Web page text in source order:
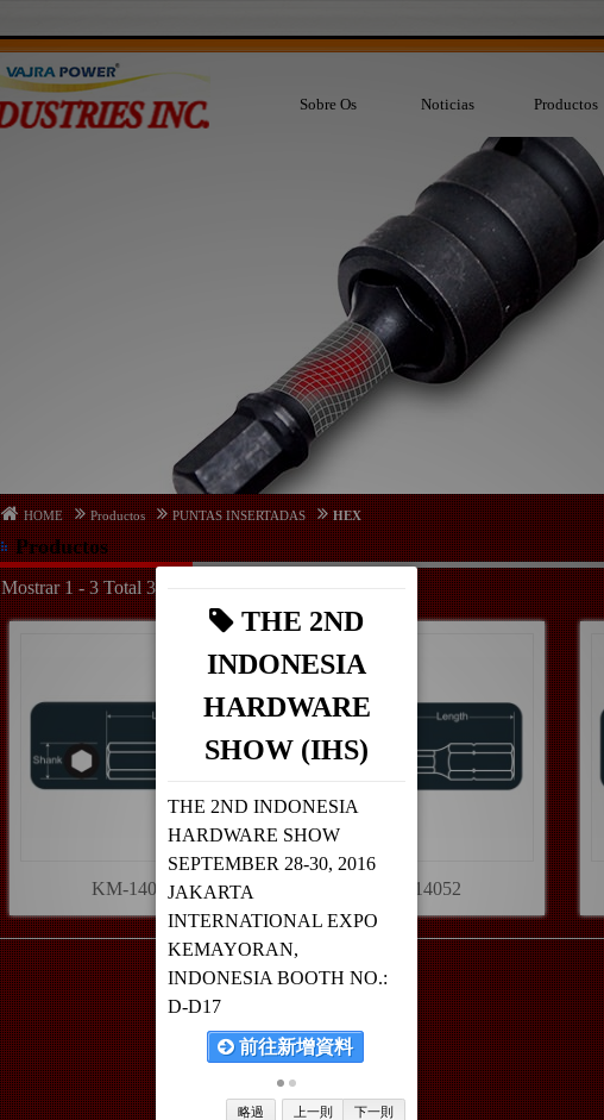
Sobre Os Noticias Productos
HOME Productos PUNTAS INSERTADAS HEX
Productos
Mostrar 1 - 3 Total 3
KM-14051 KM-14052
THE 2ND
INDONESIA
HARDWARE
SHOW (IHS)
THE 2ND INDONESIA
HARDWARE SHOW
SEPTEMBER 28-30, 2016
JAKARTA
INTERNATIONAL EXPO
KEMAYORAN,
INDONESIA BOOTH NO.:
D-D17
前往新增資料
略過 上一則 下一則